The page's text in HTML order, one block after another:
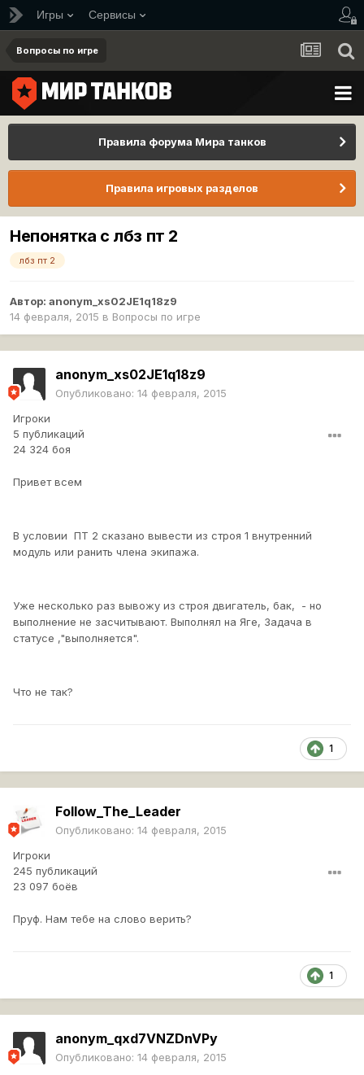
Игры Сервисы
Вопросы по игре
Правила форума Мира танков
Правила игровых разделов
Непонятка с лбз пт 2
лбз пт 2
Автор: anonym_xs02JE1q18z9
14 февраля, 2015 в Вопросы по игре
anonym_xs02JE1q18z9
Опубликовано: 14 февраля, 2015
Игроки
5 публикаций
24 324 боя
Привет всем
В условии ПТ 2 сказано вывести из строя 1 внутренний
модуль или ранить члена экипажа.
Уже несколько раз вывожу из строя двигатель, бак, - но
выполнение не засчитывают. Выполнял на Яге, Задача в
статусе ,"выполняется".
Что не так?
1
Follow_The_Leader
Опубликовано: 14 февраля, 2015
Игроки
245 публикаций
23 097 боёв
Пруф. Нам тебе на слово верить?
1
anonym_qxd7VNZDnVPy
Опубликовано: 14 февраля, 2015